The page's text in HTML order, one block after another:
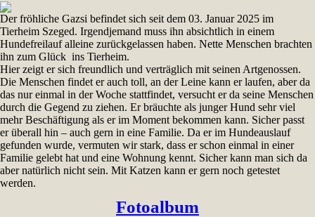
Der fröhliche Gazsi befindet sich seit dem 03. Januar 2025 im
Tierheim Szeged. Irgendjemand muss ihn absichtlich in einem
Hundefreilauf alleine zurückgelassen haben. Nette Menschen brachten
ihn zum Glück ins Tierheim.
Hier zeigt er sich freundlich und verträglich mit seinen Artgenossen.
Die Menschen findet er auch toll, an der Leine kann er laufen, aber da
das nur einmal in der Woche stattfindet, versucht er da seine Menschen
durch die Gegend zu ziehen. Er bräuchte als junger Hund sehr viel
mehr Beschäftigung als er im Moment bekommen kann. Sicher passt
er überall hin – auch gern in eine Familie. Da er im Hundeauslauf
gefunden wurde, vermuten wir stark, dass er schon einmal in einer
Familie gelebt hat und eine Wohnung kennt. Sicher kann man sich da
aber natürlich nicht sein. Mit Katzen kann er gern noch getestet
werden.
Fotoalbum